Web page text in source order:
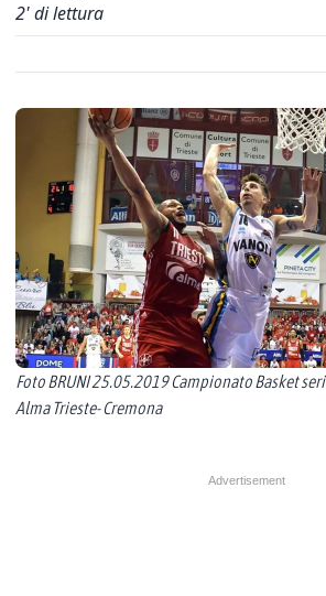
2' di lettura
Foto BRUNI 25.05.2019 Campionato Basket
Alma Trieste- Cremona